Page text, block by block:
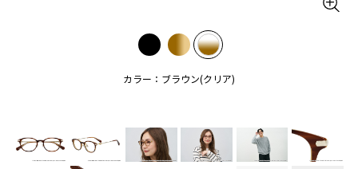
カラー：ブラウン(クリア)